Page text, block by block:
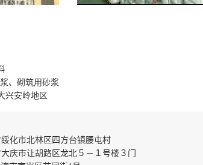
、砌筑用砂浆
兴安岭地区
化市北林区四方台镇腰屯村
庆市让胡路区龙北５－１号楼３门